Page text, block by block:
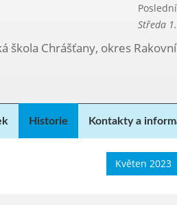
Středa
škola Chrášťany, okres
Historie Kontakty a
Květen 2023